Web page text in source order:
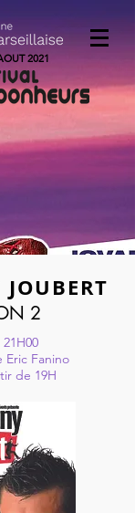
2021
2
Eric Fanino
de 19H